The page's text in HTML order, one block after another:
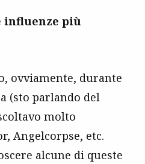
influenze più
ovviamente, durante
(sto parlando del
molto
Angelcorpse, etc.
alcune di queste